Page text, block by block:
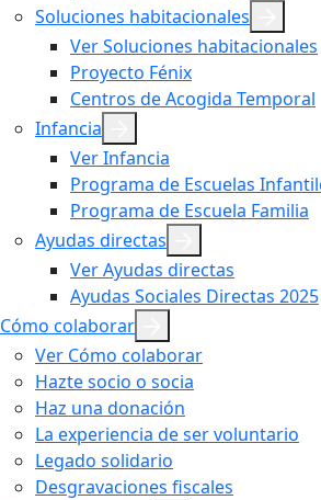
Soluciones habitacionales
Ver Soluciones habitacionales
Proyecto Fénix
Centros de Acogida Temporal
Infancia
Ver Infancia
Programa de Escuelas
Programa de Escuela Familia
Ayudas directas
Ver Ayudas directas
Ayudas Sociales Directas 2025
Cómo colaborar
Ver Cómo colaborar
Hazte socio o socia
Haz una donación
La experiencia de ser voluntario
Legado solidario
Desgravaciones fiscales